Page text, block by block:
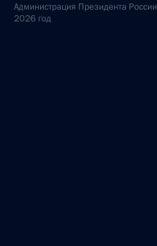
Администрация Президента России
2026 год